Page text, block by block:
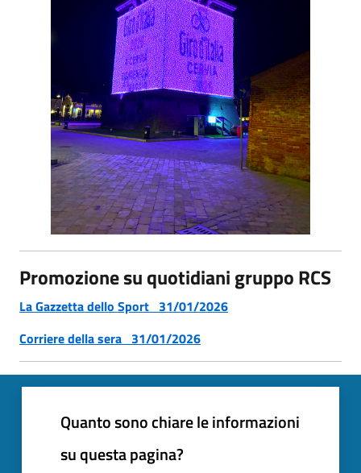
Promozione su quotidiani gruppo RCS
La Gazzetta dello Sport 31/01/2026
Corriere della sera 31/01/2026
Quanto sono chiare le informazioni
su questa pagina?